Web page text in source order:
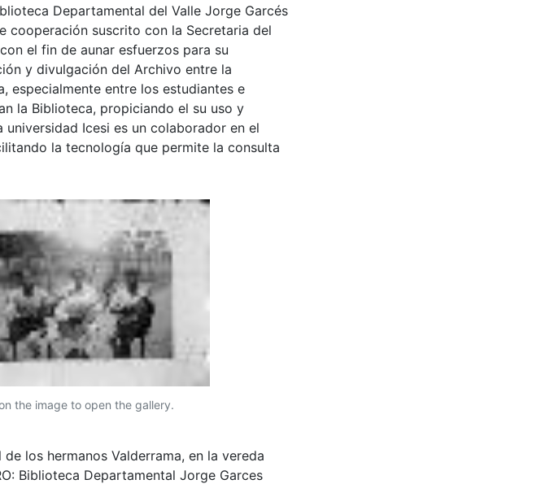
Departamental del Valle Jorge Garcés
cooperación suscrito con la Secretaria del
el fin de aunar esfuerzos para su
y divulgación del Archivo entre la
especialmente entre los estudiantes e
la Biblioteca, propiciando el su uso y
universidad Icesi es un colaborador en el
la tecnología que permite la consulta
the image to open the gallery.
de los hermanos Valderrama, en la vereda
Biblioteca Departamental Jorge Garces